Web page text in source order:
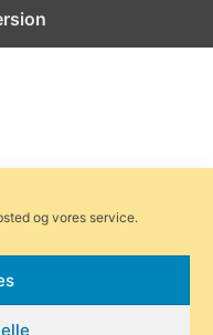
og vores service.